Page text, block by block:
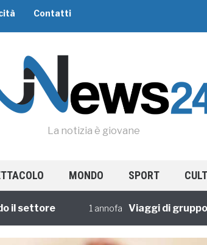
Contatti
La notizia è giovane
MONDO SPORT
1 annofa Viaggi di gruppo: